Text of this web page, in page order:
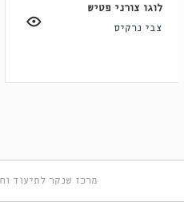
לוגו צורני פטיש
צבי נרקיס
מרכז שנקר לתיעוד